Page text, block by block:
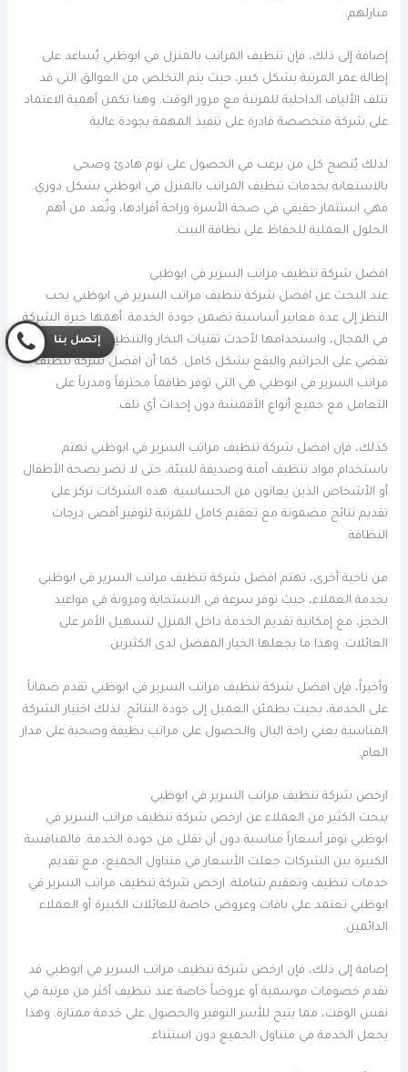
منازلهم.
إضافة إلى ذلك، فإن تنظيف المراتب بالمنزل في ابوظبي يُساعد على
إطالة عمر المرتبة بشكل كبير، حيث يتم التخلص من العوالق التي قد
تتلف الألياف الداخلية للمرتبة مع مرور الوقت. وهنا تكمن أهمية الاعتماد
على شركة متخصصة قادرة على تنفيذ المهمة بجودة عالية.
لذلك يُنصح كل من يرغب في الحصول على نوم هادئ وصحي
بالاستعانة بخدمات تنظيف المراتب بالمنزل في ابوظبي بشكل دوري.
فهي استثمار حقيقي في صحة الأسرة وراحة أفرادها، وتُعد من أهم
الحلول العملية للحفاظ على نظافة البيت.
افضل شركة تنظيف مراتب السرير في ابوظبي
عند البحث عن افضل شركة تنظيف مراتب السرير في ابوظبي يجب
النظر إلى عدة معايير أساسية تضمن جودة الخدمة. أهمها خبرة الشركة
في المجال، واستخدامها لأحدث تقنيات البخار والتنظيف العميق التي
تقضي على الجراثيم والبقع بشكل كامل. كما أن افضل شركة تنظيف
مراتب السرير في ابوظبي هي التي توفر طاقماً محترفاً ومدرباً على
التعامل مع جميع أنواع الأقمشة دون إحداث أي تلف.
كذلك، فإن افضل شركة تنظيف مراتب السرير في ابوظبي تهتم
باستخدام مواد تنظيف آمنة وصديقة للبيئة، حتى لا تضر بصحة الأطفال
أو الأشخاص الذين يعانون من الحساسية. هذه الشركات تركز على
تقديم نتائج مضمونة مع تعقيم كامل للمرتبة لتوفير أقصى درجات
النظافة.
من ناحية أخرى، تهتم افضل شركة تنظيف مراتب السرير في ابوظبي
بخدمة العملاء، حيث توفر سرعة في الاستجابة ومرونة في مواعيد
الحجز، مع إمكانية تقديم الخدمة داخل المنزل لتسهيل الأمر على
العائلات. وهذا ما يجعلها الخيار المفضل لدى الكثيرين.
وأخيراً، فإن افضل شركة تنظيف مراتب السرير في ابوظبي تقدم ضماناً
على الخدمة، بحيث يطمئن العميل إلى جودة النتائج. لذلك اختيار الشركة
المناسبة يعني راحة البال والحصول على مراتب نظيفة وصحية على مدار
العام.
ارخص شركة تنظيف مراتب السرير في ابوظبي
يبحث الكثير من العملاء عن ارخص شركة تنظيف مراتب السرير في
ابوظبي توفر أسعاراً مناسبة دون أن تقلل من جودة الخدمة. فالمنافسة
الكبيرة بين الشركات جعلت الأسعار في متناول الجميع، مع تقديم
خدمات تنظيف وتعقيم شاملة. ارخص شركة تنظيف مراتب السرير في
ابوظبي تعتمد على باقات وعروض خاصة للعائلات الكبيرة أو العملاء
الدائمين.
إضافة إلى ذلك، فإن ارخص شركة تنظيف مراتب السرير في ابوظبي قد
تقدم خصومات موسمية أو عروضاً خاصة عند تنظيف أكثر من مرتبة في
نفس الوقت، مما يتيح للأسر التوفير والحصول على خدمة ممتازة. وهذا
يجعل الخدمة في متناول الجميع دون استثناء.
إتصل بنا